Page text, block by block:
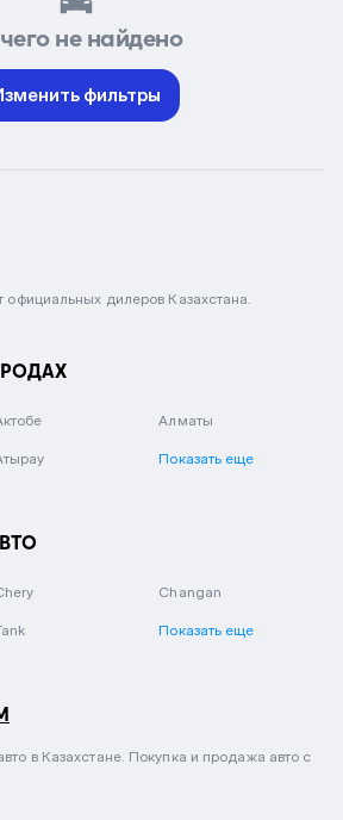
не найдено
фильтры
официальных дилеров Казахстана.
Алматы
Показать еще
Changan
Показать еще
в Казахстане. Покупка и продажа авто с